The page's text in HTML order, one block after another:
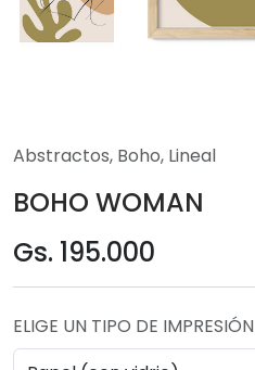
Abstractos, Boho, Lineal
BOHO WOMAN
Gs. 195.000
ELIGE UN TIPO DE IMPRESIÓN